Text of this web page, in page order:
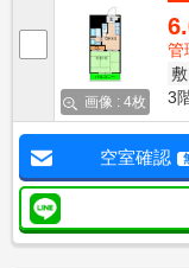
画像 : 4枚
管
敷
3
空室確認